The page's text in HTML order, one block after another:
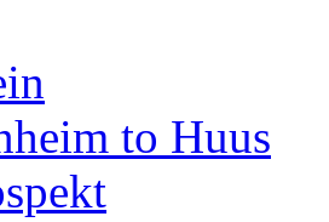
to Huus